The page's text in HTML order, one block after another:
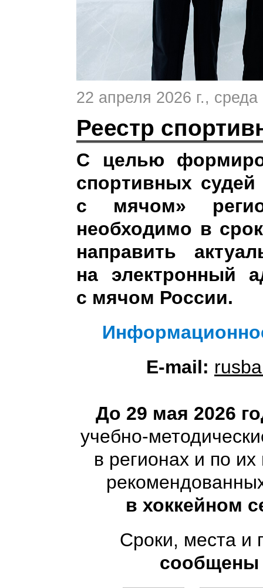
22 апреля 2026 г., среда
Реестр
С целью
спортивных
с мячом»
необходимо в
направить
на электронный
с мячом России.
E-mail:
До 29 мая 2026
учебно-
в регионах и по
в хоккейном
Сроки, места
сообщены